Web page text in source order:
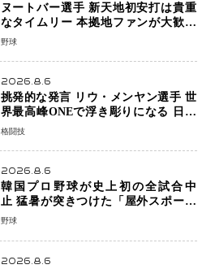
ヌートバー選手 新天地初安打は貴重
なタイムリー 本拠地ファンが大歓声
笑顔で歓喜
野球
2026.8.6
挑発的な発言 リウ・メンヤン選手 世
界最高峰ONEで浮き彫りになる 日本
キックボクシングが直面する“技術
格闘技
2026.8.6
韓国プロ野球が史上初の全試合中
止 猛暑が突きつけた「屋外スポーツ
の限界」 日本発のドーム型施設時代
野球
2026.8.6